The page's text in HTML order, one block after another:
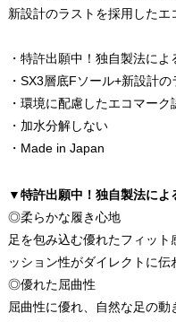
新設計のラストを採用したエ
・特許出願中！独自製法に
・SX3層底Fソール+新設計
・環境に配慮したエコマーク
・加水分解しない
・Made in Japan
▼特許出願中！独自製法によ
◎柔らかな履き心地
足を包み込む優れたフィッ
ッション性がダイレクトに伝
◎優れた屈曲性
屈曲性に優れ、自然な足の動